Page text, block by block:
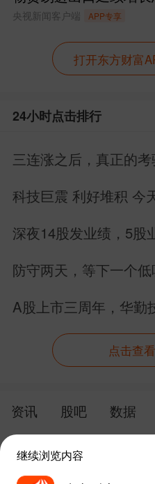
近一月盈亏贡献：
表现落后的基金：
表现较好的是：永赢
吴移动等科技成长
操作回顾：
5月份先涨后跌，全
幅很小，市场分化
由于双创上涨加速
等指数涨幅过快，
涨幅过快的相关基金
另外，随着市场持续
央视新闻客户端 APP专享
打开东方财富
24小时点击排行
三连涨之后，真正的
科技巨震 利好堆积 今
深夜14股发业绩，5股
防守两天，等下一个低
A股上市三周年，华勤
点击查
资讯 股吧 数据
继续浏览内容